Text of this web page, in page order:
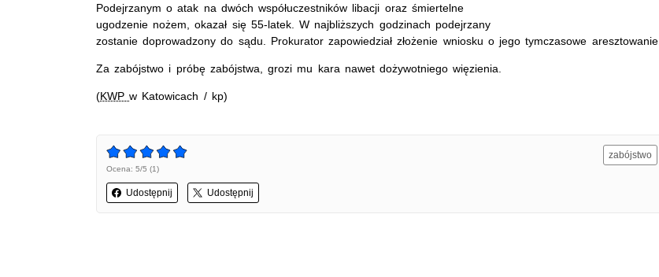
Podejrzanym o atak na dwóch współuczestników libacji oraz śmiertelne
ugodzenie nożem, okazał się 55-latek. W najbliższych godzinach podejrzany
zostanie doprowadzony do sądu. Prokurator zapowiedział złożenie wniosku o jego tymczasowe aresztowanie.
Za zabójstwo i próbę zabójstwa, grozi mu kara nawet dożywotniego więzienia.
(KWPw Katowicach / kp)
Ocena: 5/5 (1)
Udostępnij Udostępnij
zabójstwo